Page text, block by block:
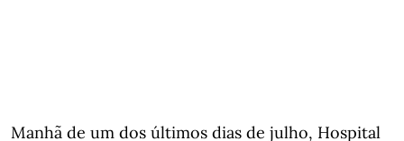
Manhã de um dos últimos dias de julho, Hospital